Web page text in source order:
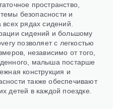
пространство,
безопасности и
рядах сидений.
сидений и большому
позволяет с легкостью
независимо от того,
малыша постарше
конструкция и
также обеспечивают
детей в каждой поездке.